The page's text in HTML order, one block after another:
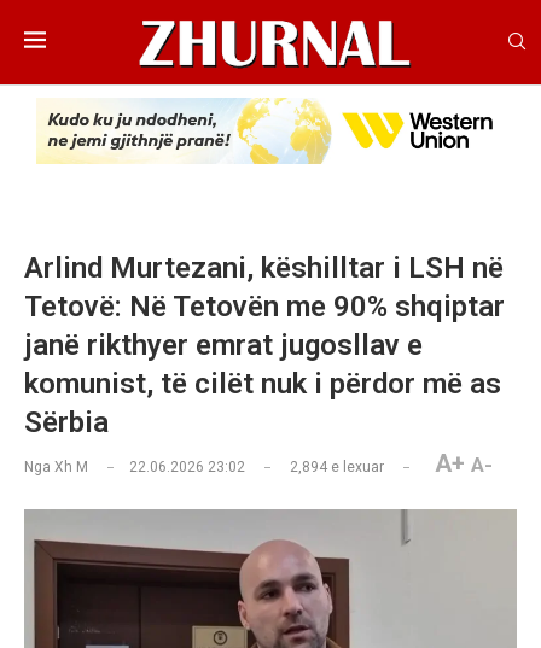
Arlind Murtezani, këshilltar i LSH në
Tetovë: Në Tetovën me 90% shqiptar
janë rikthyer emrat jugosllav e
komunist, të cilët nuk i përdor më as
Sërbia
Nga Xh M 22.06.2026 23:02 2,894 e lexuar A+ A-